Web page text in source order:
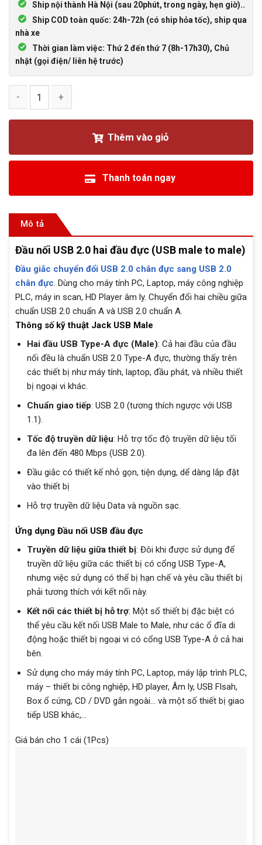
Ship nội thành Hà Nội (sau 20phút, trong ngày, hẹn giờ)..
Ship COD toàn quốc: 24h-72h (có ship hỏa tốc), ship qua
nhà xe
Thời gian làm việc: Thứ 2 đến thứ 7 (8h-17h30), Chủ
nhật (gọi điện/ liên hệ trước)
Thêm vào giỏ
Thanh toán ngay
Mô tả
Đầu nối USB 2.0 hai đầu đực (USB male to male)
Đầu giắc chuyển đổi USB 2.0 chân đực sang USB 2.0
chân đực. Dùng cho máy tính PC, Laptop, máy công nghiệp
PLC, máy in scan, HD Player âm ly. Chuyển đổi hai chiều giữa
chuẩn USB 2.0 chuẩn A và USB 2.0 chuẩn A.
Thông số kỹ thuật Jack USB Male
Hai đầu USB Type-A đực (Male): Cả hai đầu của đầu
nối đều là chuẩn USB 2.0 Type-A đực, thường thấy trên
các thiết bị như máy tính, laptop, đầu phát, và nhiều thiết
bị ngoại vi khác.
Chuẩn giao tiếp: USB 2.0 (tương thích ngược với USB
1.1).
Tốc độ truyền dữ liệu: Hỗ trợ tốc độ truyền dữ liệu tối
đa lên đến 480 Mbps (USB 2.0).
Đầu giắc có thiết kế nhỏ gọn, tiện dụng, dể dàng lắp đặt
vào thiết bị
Hỗ trợ truyền dữ liệu Data và nguồn sạc.
Ứng dụng Đầu nối USB đầu đực
Truyền dữ liệu giữa thiết bị: Đôi khi được sử dụng để
truyền dữ liệu giữa các thiết bị có cổng USB Type-A,
nhưng việc sử dụng có thể bị hạn chế và yêu cầu thiết bị
phải tương thích với kết nối này.
Kết nối các thiết bị hỗ trợ: Một số thiết bị đặc biệt có
thể yêu cầu kết nối USB Male to Male, như các ổ đĩa di
động hoặc thiết bị ngoại vi có cổng USB Type-A ở cả hai
bên.
Sử dụng cho máy máy tính PC, Laptop, máy lập trình PLC,
máy – thiết bi công nghiệp, HD player, Âm ly, USB Flsah,
Box ổ cứng, CD / DVD gắn ngoài… và một số thiết bị giao
tiếp USB khác,…
Giá bán cho 1 cái (1Pcs)